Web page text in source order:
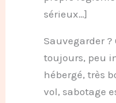
sérieux…]
Sauvegarder
toujours, peu
hébergé, très
vol, sabotage